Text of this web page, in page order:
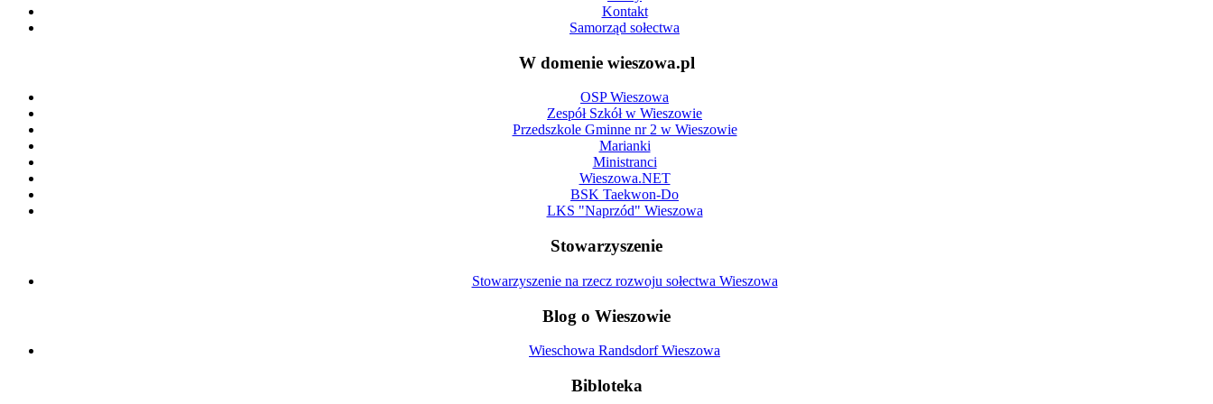
Kontakt
Samorząd sołectwa
W domenie wieszowa.pl
OSP Wieszowa
Zespół Szkół w Wieszowie
Przedszkole Gminne nr 2 w Wieszowie
Marianki
Ministranci
Wieszowa.NET
BSK Taekwon-Do
LKS "Naprzód" Wieszowa
Stowarzyszenie
Stowarzyszenie na rzecz rozwoju sołectwa Wieszowa
Blog o Wieszowie
Wieschowa Randsdorf Wieszowa
Bibloteka